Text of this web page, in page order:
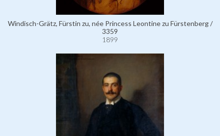
Windisch-Grätz, Fürstin zu, née Princess Leontine zu Fürstenberg /
3359
1899